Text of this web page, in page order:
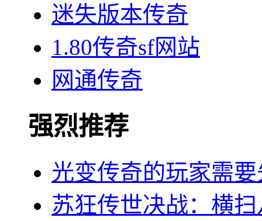
迷失版本传奇
1.80传奇sf网站
网通传奇
强烈推荐
光变传奇的玩家需
苏狂传世决战：横